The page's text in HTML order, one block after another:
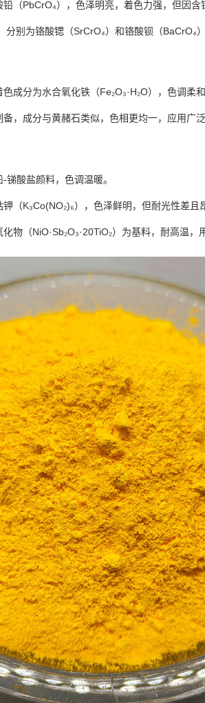
铅（PbCrO₄），色泽明亮，着色力强，但因
别为铬酸锶（SrCrO₄）和铬酸钡（BaCrO₄
成分为水合氧化铁（Fe₂O₃·H₂O），色调柔
，成分与黄赭石类似，色相更均一，应用广泛
酸盐颜料，色调温暖。
（K₃Co(NO₂)₆），色泽鲜明，但耐光性差且
物（NiO·Sb₂O₃·20TiO₂）为基料，耐高温，